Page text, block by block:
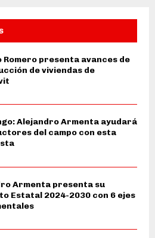
Romero presenta avances de
de viviendas de
Alejandro Armenta ayudará
del campo con esta
Armenta presenta su
Estatal 2024-2030 con 6 ejes